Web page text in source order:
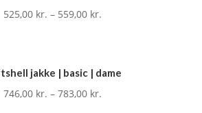
525,00 kr. – 559,00 kr.
jakke | basic | dame
746,00 kr. –783,00 kr.